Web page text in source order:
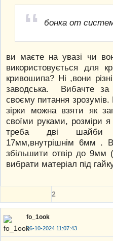
бонка от
ви маєте на увазі чи
використовується для
кривошипа? Ні ,вони
заводська. Вибачте за
своєму питання
зірки можна взяти як
своїми руками, розміри
треба дві шайби
17мм,внутрішнім 6мм .
збільшити отвір до 9мм
вибрати матеріал під
2
fo_1ook
06-10-2024 11:07:43